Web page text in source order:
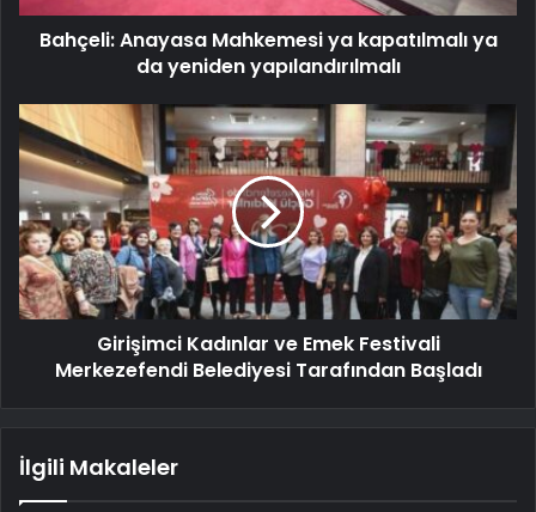
Bahçeli: Anayasa Mahkemesi ya kapatılmalı ya
da yeniden yapılandırılmalı
Girişimci Kadınlar ve Emek Festivali
Merkezefendi Belediyesi Tarafından Başladı
İlgili Makaleler